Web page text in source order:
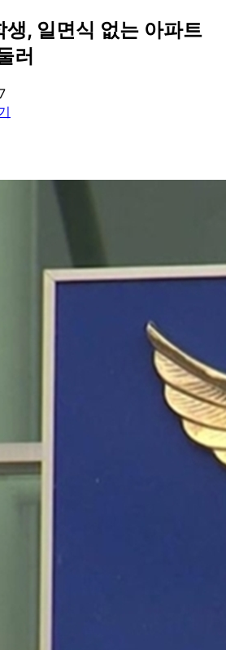
, 일면식 없는 아파트
러